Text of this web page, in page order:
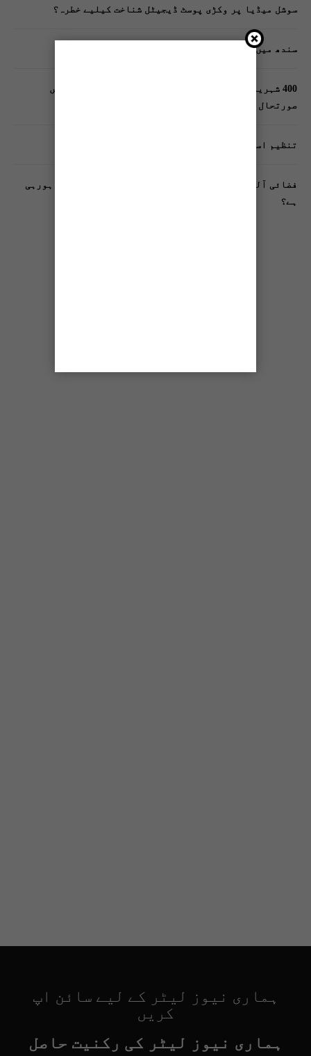
سوشل میڈیا پر وکڑی پوسٹ ڈیجیٹل شناخت کیلیے خطرہ؟
سندھ میں گاڑیوں کی انشورنس لازمی قرار
400 شہریوں کیلئے ایک پولیس اہلکار لازمی، کراچی میں
صورتحال کیا ہے؟
تنظیم اسلامی کے زیرِ اہتمام ملک گیر آگاہی مہم!
فضائی آلودگی انسانی دماغ کیلیے کیسے خطرناک ثابت ہورہی
ہے؟
ہماری نیوز لیٹر کے لیے سائن اپ
کریں
ہماری نیوز لیٹر کی رکنیت حاصل